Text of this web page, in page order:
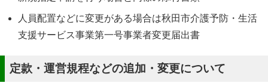
人員配置などに変更がある場合は秋田市介護予防・生活
支援サービス事業第一号事業者変更届出書
定款・運営規程などの追加・変更について